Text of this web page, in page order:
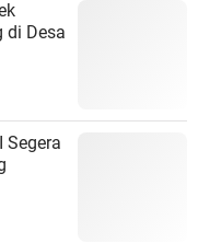
di Desa
Segera